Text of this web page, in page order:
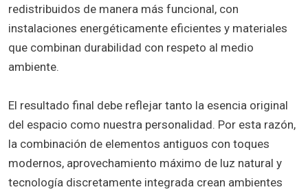
redistribuidos de manera más funcional, con
instalaciones energéticamente eficientes y materiales
que combinan durabilidad con respeto al medio
ambiente.
El resultado final debe reflejar tanto la esencia original
del espacio como nuestra personalidad. Por esta razón,
la combinación de elementos antiguos con toques
modernos, aprovechamiento máximo de luz natural y
tecnología discretamente integrada crean ambientes